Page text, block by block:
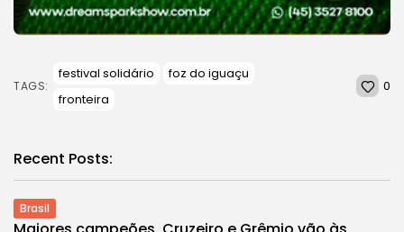
TAGS:
festival solidário
foz do iguaçu
fronteira
0
Recent Posts:
Brasil